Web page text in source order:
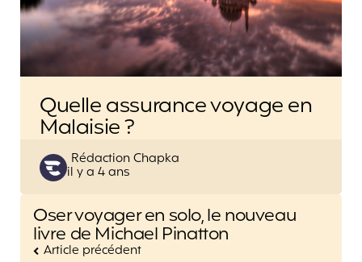
Quelle assurance voyage en
Malaisie ?
Posted
by
Rédaction Chapka
il y a 4 ans
Post
navigation
Oser voyager en solo, le nouveau
livre de Michael Pinatton
Article précédent